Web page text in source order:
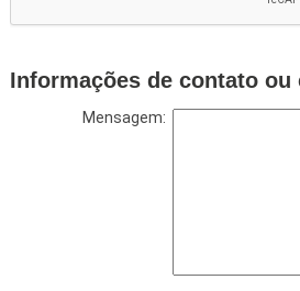
Informações de contato ou
Mensagem: